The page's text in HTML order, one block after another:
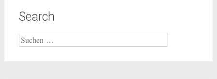
Search
Suche
nach: